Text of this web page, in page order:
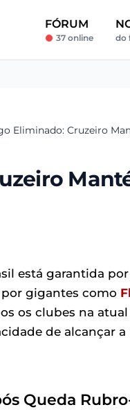
FÓRUM
37 online do
Eliminado: Cruzeiro
está garantida
gigantes como
os clubes na
de alcançar
Queda